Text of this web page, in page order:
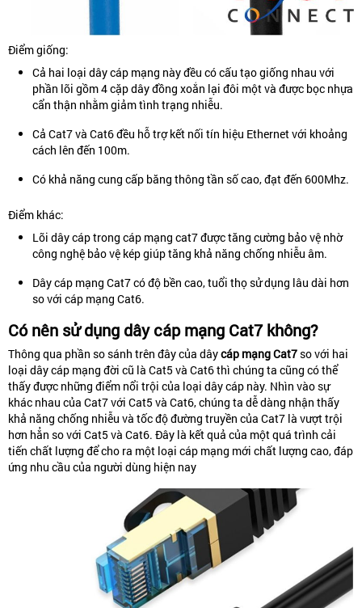
Điểm giống:
Cả hai loại dây cáp mạng này đều có cấu tạo giống nhau với
phần lõi gồm 4 cặp dây đồng xoắn lại đôi một và được bọc nhựa
cẩn thận nhằm giảm tình trạng nhiễu.
Cả Cat7 và Cat6 đều hỗ trợ kết nối tín hiệu Ethernet với khoảng
cách lên đến 100m.
Có khả năng cung cấp băng thông tần số cao, đạt đến 600Mhz.
Điểm khác:
Lõi dây cáp trong cáp mạng cat7 được tăng cường bảo vệ nhờ
công nghệ bảo vệ kép giúp tăng khả năng chống nhiễu âm.
Dây cáp mạng Cat7 có độ bền cao, tuổi thọ sử dụng lâu dài hơn
so với cáp mạng Cat6.
Có nên sử dụng dây cáp mạng Cat7 không?
Thông qua phần so sánh trên đây của dâycáp mạng Cat7so với hai
loại dây cáp mạng đời cũ là Cat5 và Cat6 thì chúng ta cũng có thể
thấy được những điểm nổi trội của loại dây cáp này. Nhìn vào sự
khác nhau của Cat7 với Cat5 và Cat6, chúng ta dễ dàng nhận thấy
khả năng chống nhiễu và tốc độ đường truyền của Cat7 là vượt trội
hơn hẳn so với Cat5 và Cat6. Đây là kết quả của một quá trình cải
tiến chất lượng để cho ra một loại cáp mạng mới chất lượng cao, đáp
ứng nhu cầu của người dùng hiện nay